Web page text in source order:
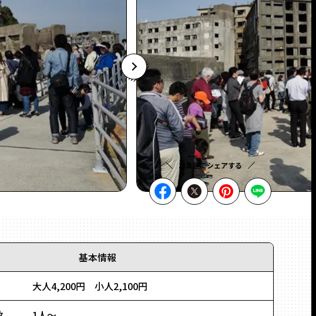
お友達にシェアする
facebookでシェア
Twitterでシェア
ピンタレス
基本情報
大人4,200円 小人2,100円